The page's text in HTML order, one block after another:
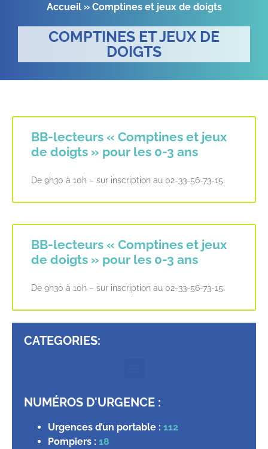
Accueil» Comptines et jeux de doigts
COMPTINES ET JEUX DE
DOIGTS
BB-lecteurs « Comptines et jeux
de doigts » pour les 0-3 ans
De 9h30 à 10h – sur inscription au 02-33-56-73-15.
BB-lecteurs « Comptines et jeux
de doigts » pour les 0-3 ans
De 9h30 à 10h – sur inscription au 02-33-56-73-15.
CATEGORIES:
NUMÉROS D'URGENCE :
Urgences d’un portable : 112
Pompiers : 18